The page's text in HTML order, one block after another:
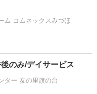
ム コムネックスみづほ
のみ/デイサービス
ター 友の里旗の台